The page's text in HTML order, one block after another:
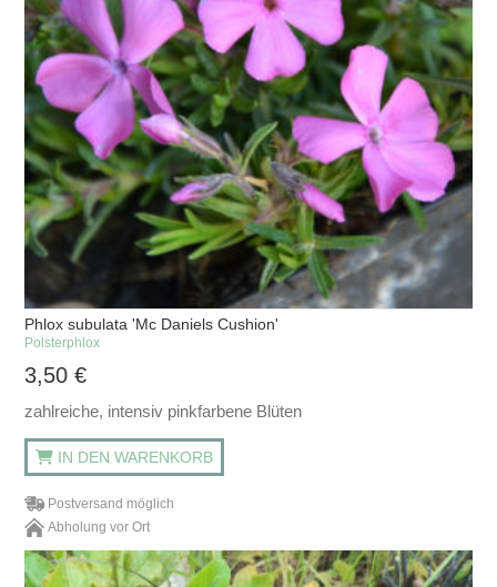
Phlox subulata 'Mc Daniels Cushion'
Polsterphlox
3,50€
zahlreiche, intensiv pinkfarbene Blüten
IN DEN WARENKORB
Postversand möglich
Abholung vor Ort